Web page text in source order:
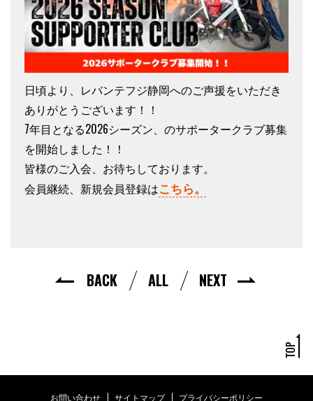
日頃より、レバンテフジ静岡へのご声援をいただき
ありがとうございます！！
7年目となる2026シーズン、のサポータークラブ募集
を開始しました！！
皆様のご入会、お待ちしております。
会員継続、新規会員登録はこちら。
BACK ALL NEXT
お問い合わせ サイトマップ プライバシーポリシー